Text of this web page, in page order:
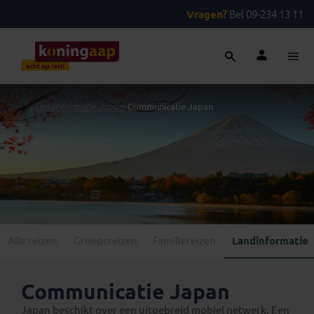
Vragen? Bel 09-234 13 11
...> Landinformatie Japan>Communicatie Japan
Landinformatie
Communicatie Japan
Japan beschikt over een uitgebreid mobiel netwerk. Een